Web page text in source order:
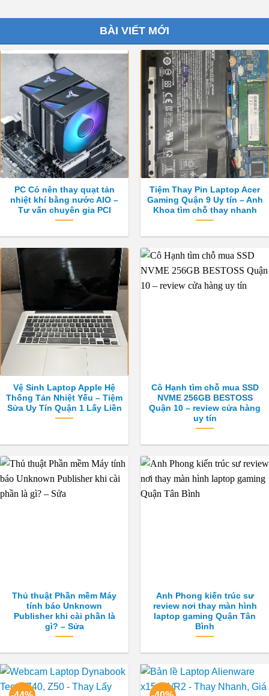
BÀI VIẾT MỚI
PC Có nên thay quạt tản
nhiệt khí bằng nước AIO –
Tư vấn chuyên gia PCI
Tiệm Thay Pin Laptop Acer
Gaming Quận 9 Uy tín – Anh
Khoa tìm chỗ thay nhanh
Vệ Sinh Laptop Apple Hệ
Thống Tản Nhiệt Yếu – Tiệm
Sửa Uy Tín Quận 1 Lấy Liền
Cô Hạnh tìm chỗ mua SSD
NVME 256GB BESTOSS
Quận 10 – review cửa hàng
uy tín
Thủ thuật Phần mềm Máy
tính báo Unknown
Publisher khi cài phần là
gì? – Sửa
Anh Phong kiến trúc sư
review nơi thay màn hình
laptop gaming Quận Tân
Bình